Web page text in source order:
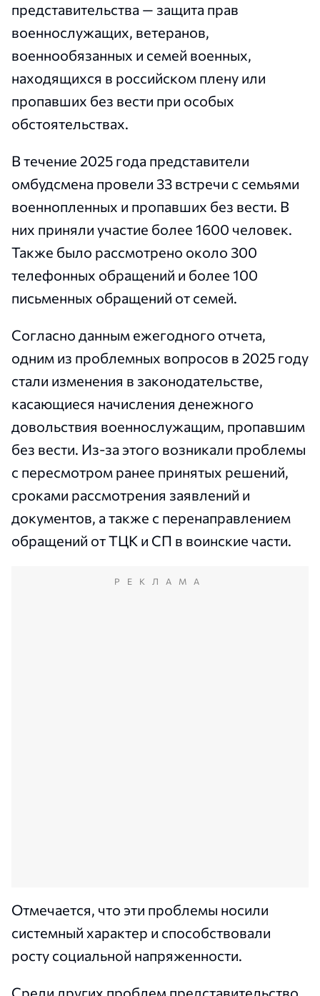
представительства — защита прав
военнослужащих, ветеранов,
военнообязанных и семей военных,
находящихся в российском плену или
пропавших без вести при особых
обстоятельствах.
В течение 2025 года представители
омбудсмена провели 33 встречи с семьями
военнопленных и пропавших без вести. В
них приняли участие более 1600 человек.
Также было рассмотрено около 300
телефонных обращений и более 100
письменных обращений от семей.
Согласно данным ежегодного отчета,
одним из проблемных вопросов в 2025 году
стали изменения в законодательстве,
касающиеся начисления денежного
довольствия военнослужащим, пропавшим
без вести. Из-за этого возникали проблемы
с пересмотром ранее принятых решений,
сроками рассмотрения заявлений и
документов, а также с перенаправлением
обращений от ТЦК и СП в воинские части.
РЕКЛАМА
Отмечается, что эти проблемы носили
системный характер и способствовали
росту социальной напряженности.